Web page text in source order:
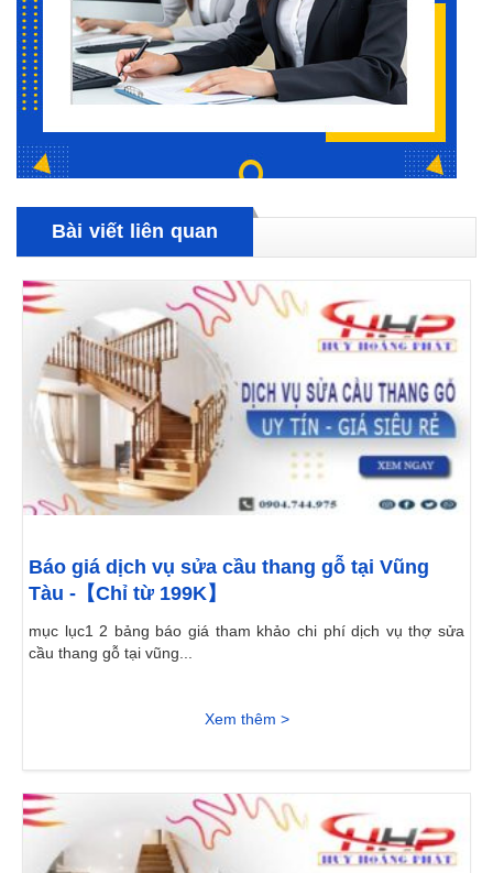
Bài viết liên quan
Báo giá dịch vụ sửa cầu thang gỗ tại Vũng
Tàu -【Chỉ từ 199K】
mục lục1 2 bảng báo giá tham khảo chi phí dịch vụ thợ sửa
cầu thang gỗ tại vũng...
Xem thêm >